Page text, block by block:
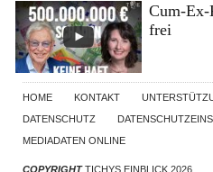
Cum-Ex-
frei
HOME KONTAKT
DATENSCHUTZ
MEDIADATEN ONLINE
COPYRIGHTTICHYS EINBLICK 2026